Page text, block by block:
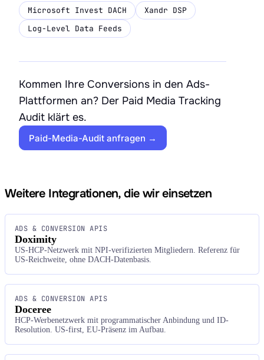
Microsoft Invest DACH
Xandr DSP
Log-Level Data Feeds
Kommen Ihre Conversions in den Ads-
Plattformen an? Der Paid Media Tracking
Audit klärt es.
Paid-Media-Audit anfragen →
Weitere Integrationen, die wir einsetzen
ADS & CONVERSION APIS
Doximity
US-HCP-Netzwerk mit NPI-verifizierten Mitgliedern. Referenz für
US-Reichweite, ohne DACH-Datenbasis.
ADS & CONVERSION APIS
Doceree
HCP-Werbenetzwerk mit programmatischer Anbindung und ID-
Resolution. US-first, EU-Präsenz im Aufbau.